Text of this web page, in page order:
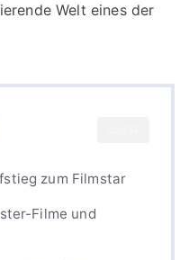
Welt eines der
zum Filmstar
Filme und